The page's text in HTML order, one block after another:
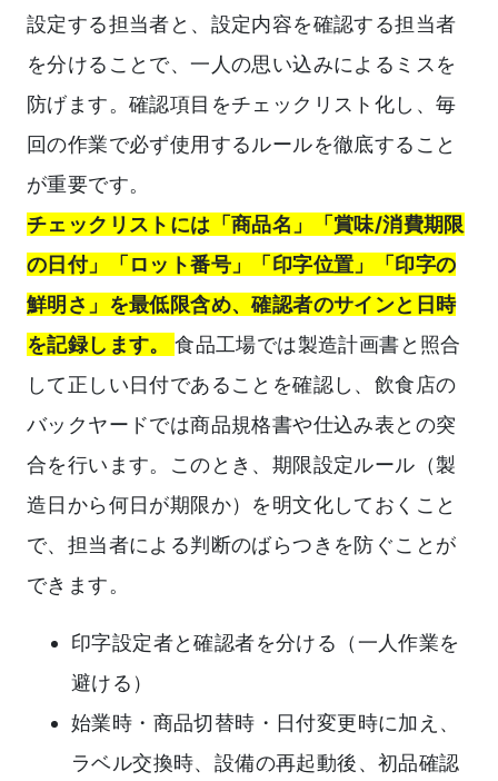
設定する担当者と、設定内容を確認する担当者
を分けることで、一人の思い込みによるミスを
防げます。確認項目をチェックリスト化し、毎
回の作業で必ず使用するルールを徹底すること
が重要です。
チェックリストには「商品名」「賞味/消費期限
の日付」「ロット番号」「印字位置」「印字の
鮮明さ」を最低限含め、確認者のサインと日時
を記録します。食品工場では製造計画書と照合
して正しい日付であることを確認し、飲食店の
バックヤードでは商品規格書や仕込み表との突
合を行います。このとき、期限設定ルール（製
造日から何日が期限か）を明文化しておくこと
で、担当者による判断のばらつきを防ぐことが
できます。
印字設定者と確認者を分ける（一人作業を
避ける）
始業時・商品切替時・日付変更時に加え、
ラベル交換時、設備の再起動後、初品確認